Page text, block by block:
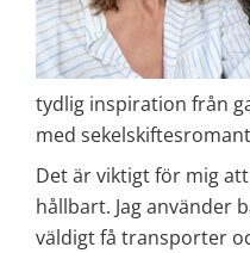
tydlig inspiration från
med
Det är viktigt för mig
hållbart. Jag använder
väldigt få transporter